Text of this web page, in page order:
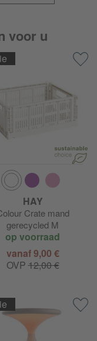
voor u
HAY
Crate mand
gerecycled M
op voorraad
vanaf 9,00 €
OVP12,00 €